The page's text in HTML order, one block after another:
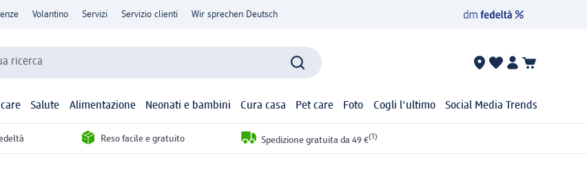
Volantino Servizi Servizio clienti Wir sprechen Deutsch
ricerca
Salute Alimentazione Neonati e bambini Cura casa Pet care Foto Cogli l'ultimo Social Media Trends
Reso facile e gratuito Spedizione gratuita da 49 €(1)